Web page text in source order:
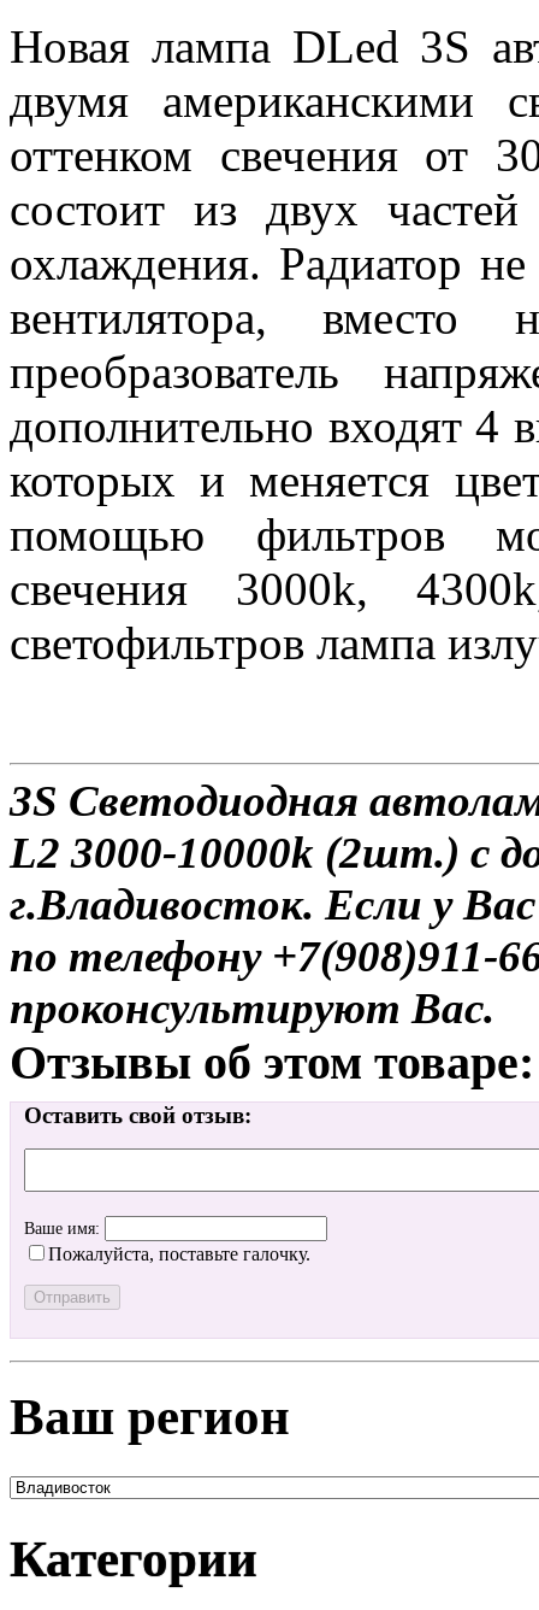
Новая лампа DLed 3S
двумя американскими
оттенком свечения от
состоит из двух
охлаждения. Радиатор
вентилятора, вместо
преобразователь
дополнительно входят 4
которых и меняется
помощью фильтров
свечения 3000k,
светофильтров лампа
3S Светодиодная
L2 3000-10000k (2шт.) с
г.Владивосток. Если у
по телефону
проконсультируют Вас.
Отзывы об этом товаре:
Оставить свой отзыв:
Ваше имя:
Пожалуйста, поставьте галочку.
Ваш регион
Категории